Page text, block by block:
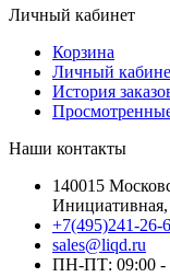
Личный кабинет
Корзина
Личный
История
Наши контакты
140015
+7(495)241-26-
sales@liqd.ru
ПН-ПТ: 09:00 -